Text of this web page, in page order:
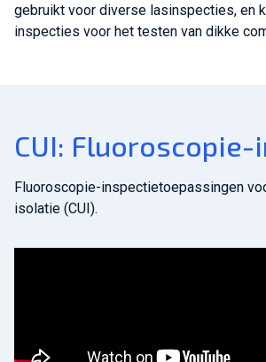
gebruikt voor diverse lasinspecties, en
inspecties voor het testen van dikke
CUI:
Fluoroscopie-inspectietoepassingen
isolatie (CUI).